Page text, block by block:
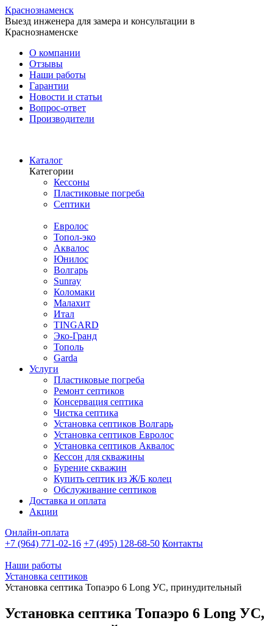
Краснознаменск
Выезд инженера для замера и консультации в
Краснознаменске
О компании
Отзывы
Наши работы
Гарантии
Новости и статьи
Вопрос-ответ
Производители
Каталог
Категории
Кессоны
Пластиковые погреба
Септики
Евролос
Топол-эко
Аквалос
Юнилос
Волгарь
Sunray
Коломаки
Малахит
Итал
TINGARD
Эко-Гранд
Тополь
Garda
Услуги
Пластиковые погреба
Ремонт септиков
Консервация септика
Чистка септика
Установка септиков Волгарь
Установка септиков Евролос
Установка септиков Аквалос
Кессон для скважины
Бурение скважин
Купить септик из Ж/Б колец
Обслуживание септиков
Доставка и оплата
Акции
Онлайн-оплата
+7 (964) 771-02-16 +7 (495) 128-68-50 Контакты
Наши работы
Установка септиков
Установка септика Топаэро 6 Long УС, принудительный
Установка септика Топаэро 6 Long УС,